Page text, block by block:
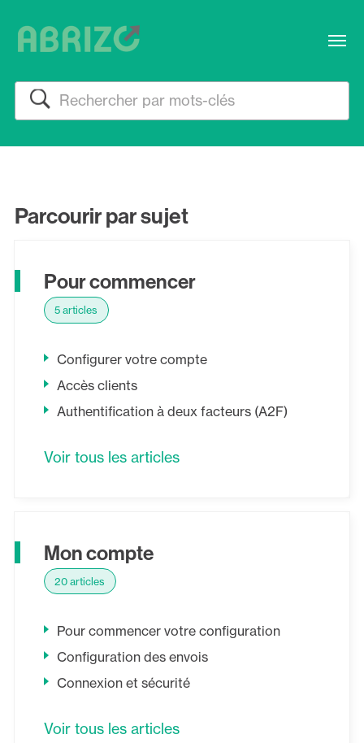
Rechercher
Parcourir par sujet
Pour commencer
5 articles
Configurer votre compte
Accès clients
Authentification à deux facteurs (A2F)
Voir tous les articles
Mon compte
20 articles
Pour commencer votre configuration
Configuration des envois
Connexion et sécurité
Voir tous les articles